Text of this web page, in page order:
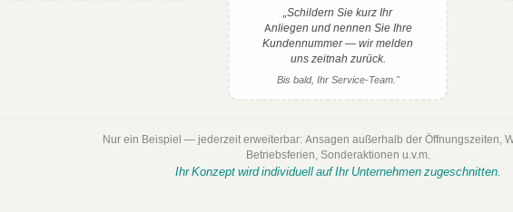
„Schildern Sie kurz Ihr
Anliegen und nennen Sie Ihre
Kundennummer — wir melden
uns zeitnah zurück.
Bis bald, Ihr Service-Team."
Nur ein Beispiel — jederzeit erweiterbar: Ansagen außerhalb der Öffnungszeiten,
Betriebsferien, Sonderaktionen u.v.m.
Ihr Konzept wird individuell auf Ihr Unternehmen zugeschnitten.